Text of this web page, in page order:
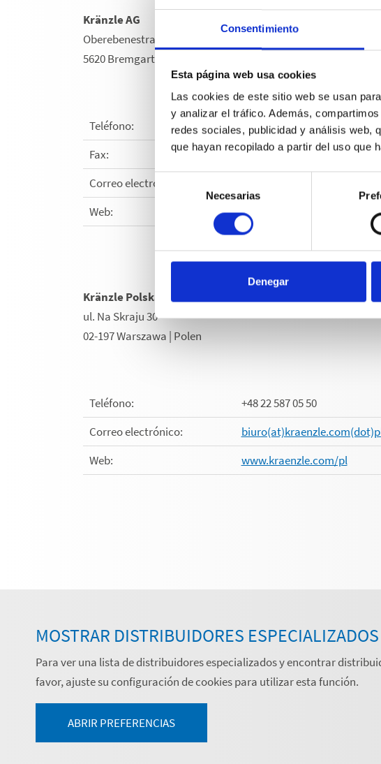
Consentimiento
Esta página web usa cookies
Las cookies de este sitio web se usan
y analizar el tráfico. Además,
redes sociales, publicidad y análisis web,
que hayan recopilado a partir del uso que
Selección
de
consentimiento
Necesarias
Denegar
Kränzle AG
Oberebenestrasse 21
5620 Bremgarten | Schweiz
Teléfono:
+41 56 201 44 8
Fax:
+41 56 201 44 89
Correo electrónico:
Web:
Kränzle Polska Sp. z.o.o.
ul. Na Skraju 30
02-197 Warszawa | Polen
Teléfono:
+48 22 587 05 50
Correo electrónico:
Web:
www.kraenzle.com/pl
MOSTRAR DISTRIBUIDORES ESPECIALIZADOS
Para ver una lista de distribuidores especializados y encontrar
favor, ajuste su configuración de cookies para utilizar esta función.
ABRIR PREFERENCIAS